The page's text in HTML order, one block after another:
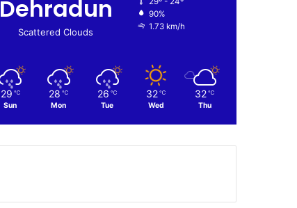
Dehradun
Scattered Clouds
90%
1.73 km/h
29 ℃
Sun
28 ℃
Mon
26 ℃
Tue
32 ℃
Wed
32 ℃
Thu